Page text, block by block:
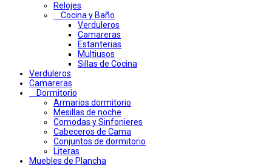
Relojes
Cocina y Baño
Verduleros
Camareras
Estanterias
Multiusos
Sillas de Cocina
Verduleros
Camareras
Dormitorio
Armarios dormitorio
Mesillas de noche
Comodas y Sinfonieres
Cabeceros de Cama
Conjuntos de dormitorio
Literas
Muebles de Plancha